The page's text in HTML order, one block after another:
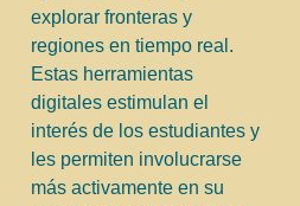
explorar fronteras y
regiones en tiempo real.
Estas herramientas
digitales estimulan el
interés de los estudiantes y
les permiten involucrarse
más activamente en su